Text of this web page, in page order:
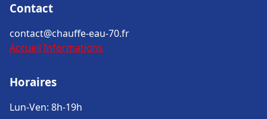
Contact
contact@chauffe-eau-70.fr
Accueil Informations
Horaires
Lun-Ven: 8h-19h